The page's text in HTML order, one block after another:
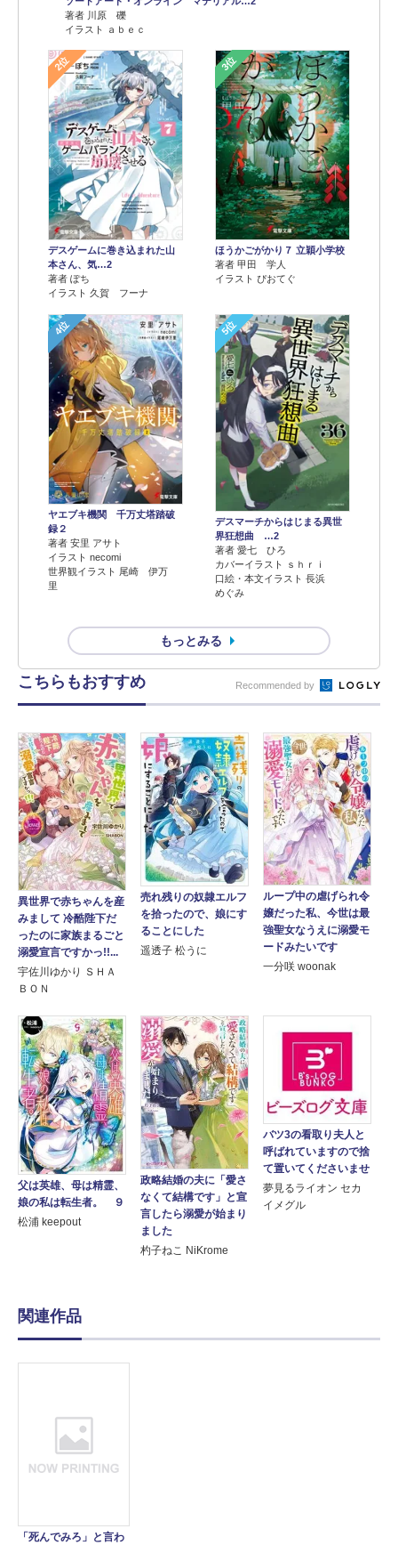
著者 川原 礫
イラスト ａｂｅｃ
2位
デスゲームに巻き込まれた山
本さん、気…2
著者 ぽち
イラスト 久賀 フーナ
3位
ほうかごがかり７ 立穎小学校
著者 甲田 学人
イラスト ぴおてぐ
4位
ヤエブキ機関 千万丈塔踏破
録２
著者 安里 アサト
イラスト necomi
世界観イラスト 尾崎 伊万
里
5位
デスマーチからはじまる異世
界狂想曲 …2
著者 愛七 ひろ
カバーイラスト ｓｈｒｉ
口絵・本文イラスト 長浜
めぐみ
もっとみる
こちらもおすすめ Recommended by
異世界で赤ちゃんを産
みまして 冷酷陛下だ
ったのに家族まるごと
溺愛宣言ですかっ!!...
宇佐川ゆかり ＳＨＡ
ＢＯＮ
売れ残りの奴隷エルフ
を拾ったので、娘にす
ることにした
遥透子 松うに
ループ中の虐げられ令
嬢だった私、今世は最
強聖女なうえに溺愛モ
ードみたいです
一分咲 woonak
父は英雄、母は精霊、
娘の私は転生者。 ９
松浦 keepout
政略結婚の夫に「愛さ
なくて結構です」と宣
言したら溺愛が始まり
ました
杓子ねこ NiKrome
バツ3の看取り夫人と
呼ばれていますので捨
て置いてくださいませ
夢見るライオン セカ
イメグル
関連作品
「死んでみろ」と言わ